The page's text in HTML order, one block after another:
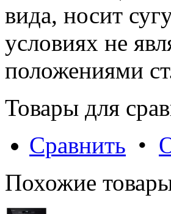
вида, носит
условиях не
положениями
Товары для
Сравнить •
Похожие